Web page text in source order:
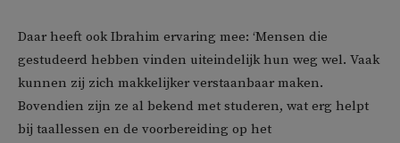
Daar heeft ook Ibrahim ervaring mee: ‘Mensen die
gestudeerd hebben vinden uiteindelijk hun weg wel. Vaak
kunnen zij zich makkelijker verstaanbaar maken.
Bovendien zijn ze al bekend met studeren, wat erg helpt
bij taallessen en de voorbereiding op het